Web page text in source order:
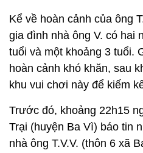
Kể về hoàn cảnh của ông
gia đình nhà ông V. có hai
tuổi và một khoảng 3 tuổi.
hoàn cảnh khó khăn, sau
khu vui chơi này để kiếm
Trước đó, khoảng 22h15
Trại (huyện Ba Vì) báo tin
nhà ông T.V.V. (thôn 6 xã